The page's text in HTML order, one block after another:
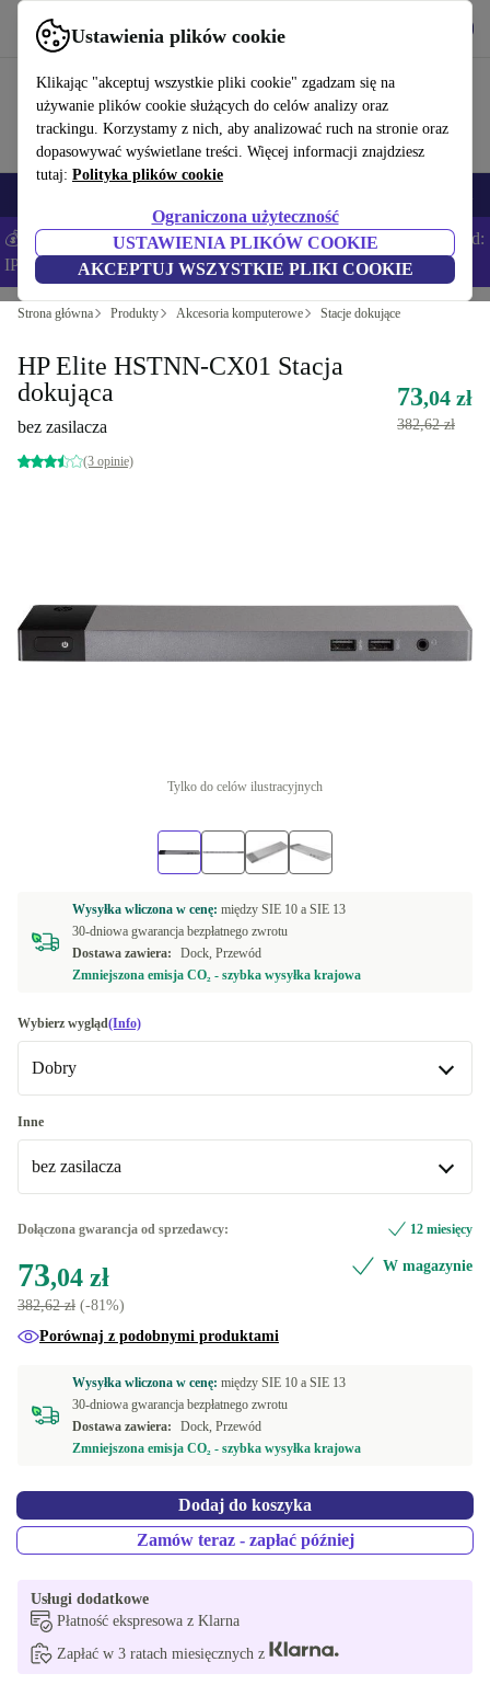
Ustawienia plików cookie
Klikając "akceptuj wszystkie pliki cookie" zgadzam się na
używanie plików cookie służących do celów analizy oraz
trackingu. Korzystamy z nich, aby analizować ruch na stronie oraz
dopasowywać wyświetlane treści. Więcej informacji znajdziesz
tutaj: Polityka plików cookie
Ograniczona użyteczność
USTAWIENIA PLIKÓW COOKIE
AKCEPTUJ WSZYSTKIE PLIKI COOKIE
Korzystaj z refurbed szybko i łatwo
💰Zaoszczędź DODATKOWE 5% na wszystkich iPhone’ach – Kod:
IPHONEDEAL –Regulamin
Strona główna Produkty Akcesoria komputerowe Stacje dokujące
HP Elite HSTNN-CX01 Stacja
dokująca
bez zasilacza
(3 opinie)
73,04 zł
382,62 zł
Tylko do celów ilustracyjnych
Wysyłka wliczona w cenę: między SIE 10 a SIE 13
30-dniowa gwarancja bezpłatnego zwrotu
Dostawa zawiera:
Dock, Przewód
Zmniejszona emisja CO₂ - szybka wysyłka krajowa
Wybierz wygląd(Info)
Dobry
Dobry
Bardzo dobry +17,41 zł
+232,20 zł
Inne
bez zasilacza
z 150W zasilacza +369,95 zł
z 200W zasilacza
z 90W zasilacza
Dołączona gwarancja od sprzedawcy: 12 miesięcy
73,04 zł
382,62 zł (-81%)
W magazynie
Porównaj z podobnymi produktami
Wysyłka wliczona w cenę: między SIE 10 a SIE 13
30-dniowa gwarancja bezpłatnego zwrotu
Dostawa zawiera:
Dock, Przewód
Zmniejszona emisja CO₂ - szybka wysyłka krajowa
Dodaj do koszyka
Zamów teraz - zapłać później
Usługi dodatkowe
Płatność ekspresowa z Klarna
Zapłać w 3 ratach miesięcznych z